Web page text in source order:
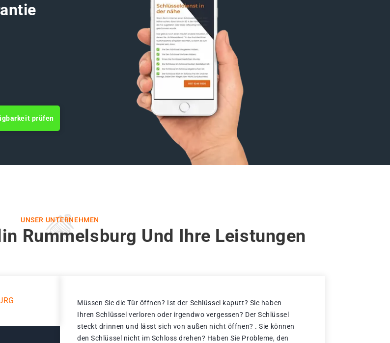
prüfen
UNSER UNTERNEHMEN
Rummelsburg Und Ihre Leistungen
Müssen Sie die Tür öffnen? Ist der Schlüssel kaputt? Sie haben
Ihren Schlüssel verloren oder irgendwo vergessen? Der Schlüssel
steckt drinnen und lässt sich von außen nicht öffnen? . Sie können
den Schlüssel nicht im Schloss drehen? Haben Sie Probleme, den